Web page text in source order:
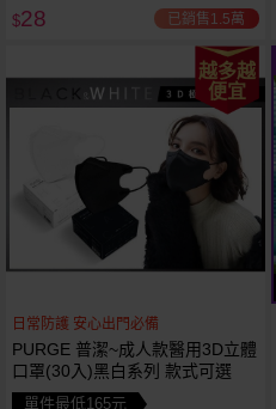
$28 已銷售1.5萬
越多越
便宜
日常防護 安心出門必備
PURGE 普潔~成人款醫用3D立體
口罩(30入)黑白系列 款式可選
單件最低165元